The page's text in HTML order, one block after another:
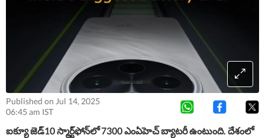
Published on Jul 14, 2025
06:45 am IST
ఐక్యూ జెడ్​10 స్మార్ట్​ఫోన్​లో 7300 ఎంఏహెచ్​ బ్యాటరీ ఉంటుంది. దేశంలో